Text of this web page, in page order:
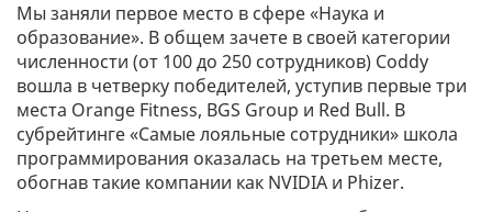
Мы заняли первое место в сфере «Наука и
образование». В общем зачете в своей категории
численности (от 100 до 250 сотрудников) Coddy
вошла в четверку победителей, уступив первые три
места Orange Fitness, BGS Group и Red Bull. В
субрейтинге «Самые лояльные сотрудники» школа
программирования оказалась на третьем месте,
обогнав такие компании как NVIDIA и Phizer.